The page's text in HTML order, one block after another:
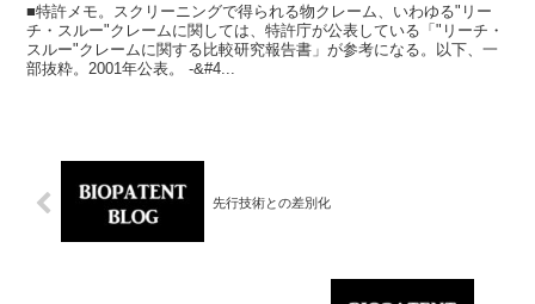
■特許メモ。スクリーニングで得られる物クレーム、いわゆる"リー
チ・スルー"クレームに関しては、特許庁が公表している「"リーチ・
スルー"クレームに関する比較研究報告書」が参考になる。以下、一
部抜粋。2001年公表。 -&#4...
先行技術との差別化